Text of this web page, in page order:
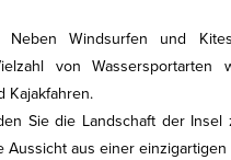
Windsurfen und
von Wassersportarten
Kajakfahren.
Sie die Landschaft der Insel
Aussicht aus einer einzigartigen